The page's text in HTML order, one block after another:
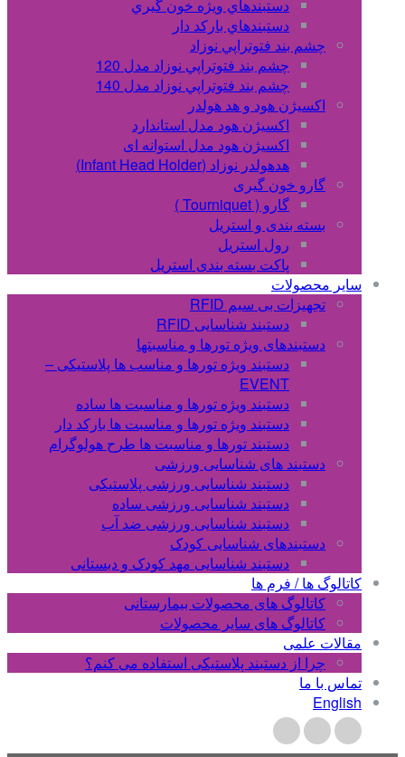
دستبندهاي ويژه خون گيري
دستبندهاي بارکد دار
چشم بند فتوتراپي نوزاد
چشم بند فتوتراپي نوزاد مدل 120
چشم بند فتوتراپي نوزاد مدل 140
اکسیژن هود و هد هولدر
اکسیژن هود مدل استاندارد
اکسیژن هود مدل استوانه ای
هدهولدر نوزاد (Infant Head Holder)
گارو خون گیری
گارو ( Tourniquet )
بسته بندی و استریل
رول استریل
پاکت بسته بندی استریل
سایر محصولات
تجهیزات بی سیم RFID
دستبند شناسایی RFID
دستبندهای ویژه تورها و مناسبتها
دستبند ویژه تورها و مناسب ها پلاستیکی –
EVENT
دستبند ویژه تورها و مناسبت ها ساده
دستبند ویژه تورها و مناسبت ها بارکد دار
دستبند تورها و مناسبت ها طرح هولوگرام
دستبند های شناسایی ورزشی
دستبند شناسایی ورزشی پلاستیکی
دستبند شناسایی ورزشی ساده
دستبند شناسایی ورزشی ضد آب
دستبندهای شناسایی کودک
دستبند شناسایی مهد کودک و دبستانی
کاتالوگ ها / فرم ها
کاتالوگ های محصولات بیمارستانی
کاتالوگ های سایر محصولات
مقالات علمی
چرا از دستبند پلاستیکی استفاده می کنم؟
تماس با ما
English